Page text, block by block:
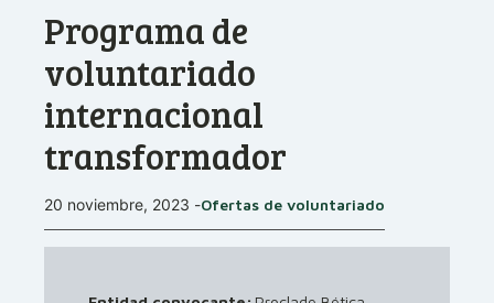
Programa de
voluntariado
internacional
transformador
20 noviembre, 2023 -Ofertas de voluntariado